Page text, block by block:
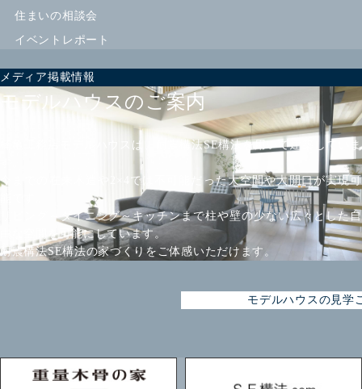
住まいの相談会
イベントレポート
メディア掲載情報
モデルハウスのご案内
楠亀工務店モデルハウスは、耐震構法SE構法を用いて建築していま
今までの在来木造や2×4では不可能だった大空間や大開口が実現可
リビング～ダイニング～キッチンまで柱や壁の少ない広々とした自
由な空間を可能にしています。
耐震構法SE構法の家づくりをご体感いただけます。
モデルハウスの見学